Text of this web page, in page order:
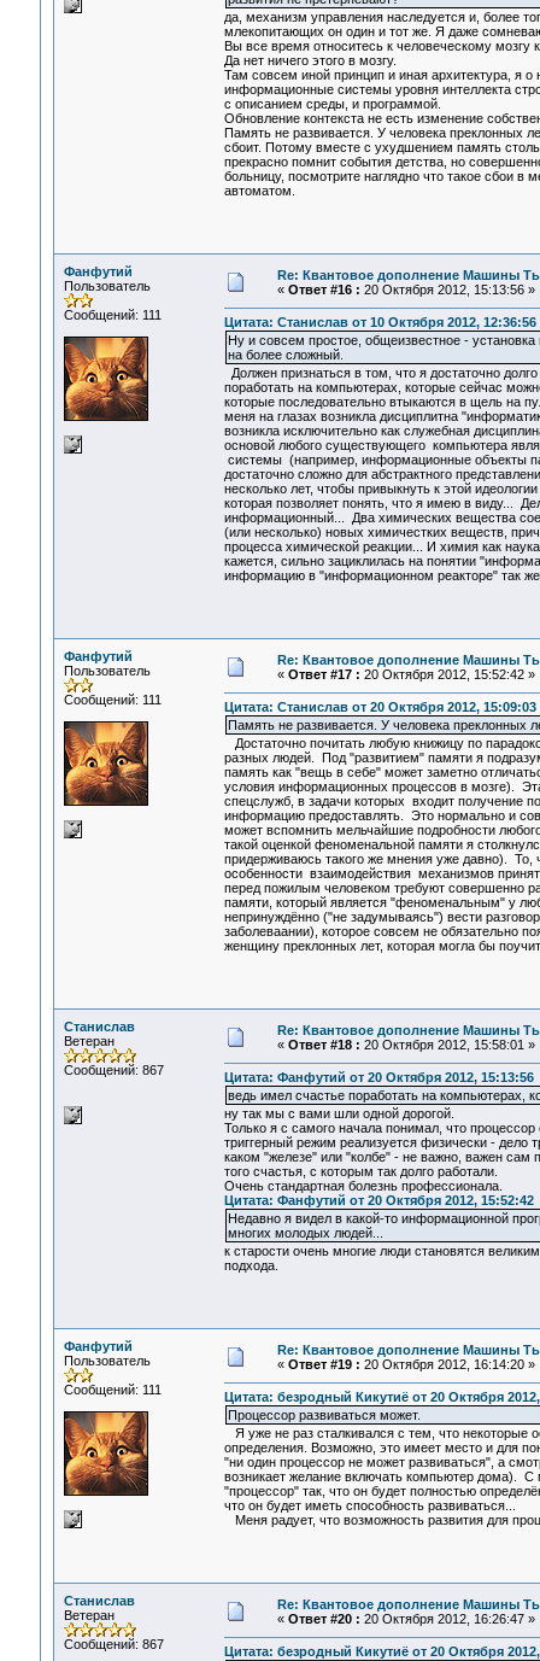
да, механизм управления наследуется и, более
млекопитающих он один и тот же. Я даже
Вы все время относитесь к человеческому
Да нет ничего этого в мозгу.
Там совсем иной принцип и иная архитектура, я о
информационные системы уровня интеллекта
с описанием среды, и программой.
Обновление контекста не есть изменение
Память не развивается. У человека преклонных
сбоит. Потому вместе с ухудшением память
прекрасно помнит события детства, но
больницу, посмотрите наглядно что такое сбои
автоматом.
Фанфутий
Пользователь
Сообщений: 111
Re: Квантовое дополнение Машины
« Ответ #16 : 20 Октября 2012, 15:13:56 »
Цитата: Станислав от 10 Октября 2012, 12:36:56
Ну и совсем простое, общеизвестное -
на более сложный.
Должен признаться в том, что я достаточно
поработать на компьютерах, которые сейчас
которые последовательно втыкаются в щель на
меня на глазах возникла дисциплитна
возникла исключительно как служебная
основой любого существующего компьютера
системы (например, информационные объекты
достаточно сложно для абстрактного
несколько лет, чтобы привыкнуть к этой
которая позволяет понять, что я имею в виду...
информационный... Два химических вещества
(или несколько) новых химичестких веществ,
процесса химической реакции... И химия как
кажется, сильно зациклилась на понятии
информацию в "информационном реакторе" так
Фанфутий
Пользователь
Сообщений: 111
Re: Квантовое дополнение Машины
« Ответ #17 : 20 Октября 2012, 15:52:42 »
Цитата: Станислав от 20 Октября 2012, 15:09:03
Память не развивается. У человека преклонных
Достаточно почитать любую книжицу по
разных людей. Под "развитием" памяти я
память как "вещь в себе" может заметно
условия информационных процессов в мозге).
спецслужб, в задачи которых входит получение
информацию предоставлять. Это нормально и
может вспомнить мельчайшие подробности
такой оценкой феноменальной памяти я
придерживаюсь такого же мнения уже давно).
особенности взаимодействия механизмов
перед пожилым человеком требуют совершенно
памяти, который является "феноменальным" у
непринуждённо ("не задумываясь") вести
заболеваании), которое совсем не обязательно
женщину преклонных лет, которая могла бы
Станислав
Ветеран
Сообщений: 867
Re: Квантовое дополнение Машины
« Ответ #18 : 20 Октября 2012, 15:58:01 »
Цитата: Фанфутий от 20 Октября 2012, 15:13:56
ведь имел счастье поработать на компьютерах,
ну так мы с вами шли одной дорогой.
Только я с самого начала понимал, что
триггерный режим реализуется физически - дело
каком "железе" или "колбе" - не важно, важен сам
того счастья, с которым так долго работали.
Очень стандартная болезнь профессионала.
Цитата: Фанфутий от 20 Октября 2012, 15:52:42
Недавно я видел в какой-то информационной
многих молодых людей...
к старости очень многие люди становятся
подхода.
Фанфутий
Пользователь
Сообщений: 111
Re: Квантовое дополнение Машины
« Ответ #19 : 20 Октября 2012, 16:14:20 »
Цитата: безродный Кикутиё от 20 Октября
Процессор развиваться может.
Я уже не раз сталкивался с тем, что некоторые
определения. Возможно, это имеет место и для
"ни один процессор не может развиваться", а
возникает желание включать компьютер дома). С
"процессор" так, что он будет полностью
что он будет иметь способность развиваться...
Меня радует, что возможность развития для
Станислав
Ветеран
Сообщений: 867
Re: Квантовое дополнение Машины
« Ответ #20 : 20 Октября 2012, 16:26:47 »
Цитата: безродный Кикутиё от 20 Октября